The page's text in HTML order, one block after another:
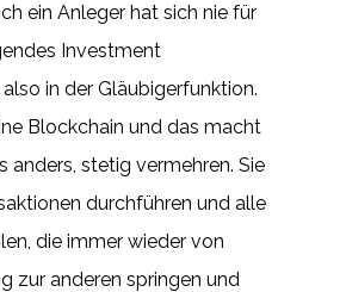
ein Anleger hat sich nie für
Investment
in der Gläubigerfunktion.
Blockchain und das macht
anders, stetig vermehren. Sie
durchführen und alle
die immer wieder von
zur anderen springen und